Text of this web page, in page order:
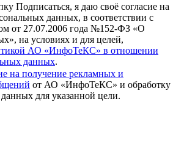
Подписаться, я даю своё согласие на
данных, в соответствии с
от 27.07.2006 года №152-ФЗ «О
на условиях и для целей,
АО «ИнфоТеКС» в отношении
данных.
на получение рекламных и
от АО «ИнфоТеКС» и обработку
для указанной цели.